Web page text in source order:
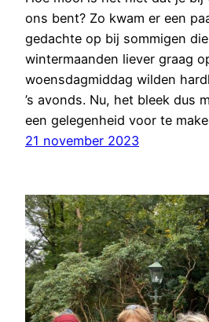
ons bent? Zo kwam er een
gedachte op bij sommigen
wintermaanden liever graag
woensdagmiddag wilden
’s avonds. Nu, het bleek dus
een gelegenheid voor te
21 november 2023